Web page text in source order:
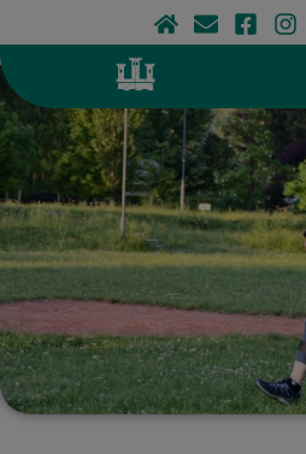
Inhalt
springen